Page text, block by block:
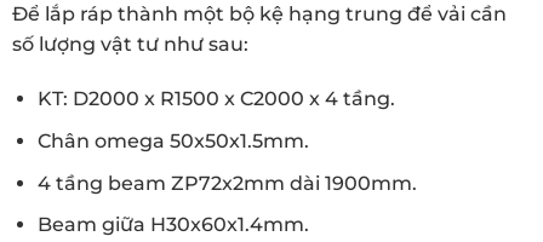
Để lắp ráp thành một bộ kệ hạng trung để vải cần
số lượng vật tư như sau:
KT: D2000 x R1500 x C2000 x 4 tầng.
Chân omega 50x50x1.5mm.
4 tầng beam ZP72x2mm dài 1900mm.
Beam giữa H30x60x1.4mm.